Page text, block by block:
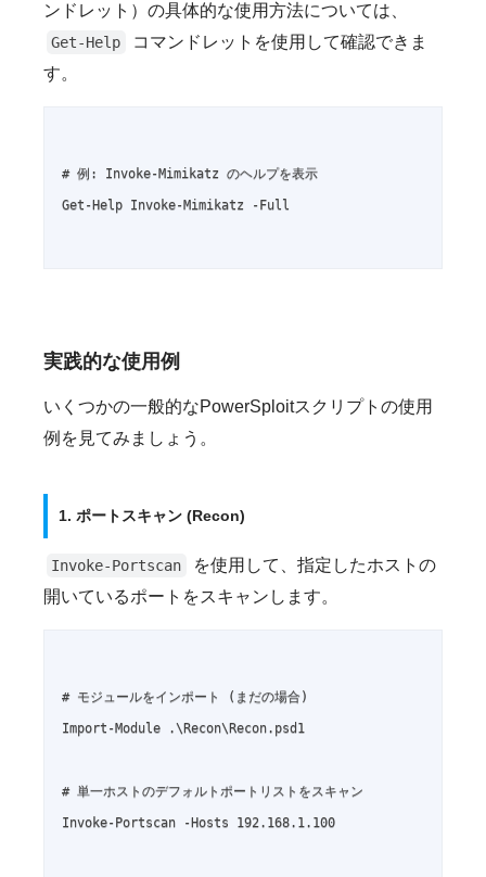
ンドレット）の具体的な使用方法については、
Get-Help
コマンドレットを使用して確認できま
す。
# 例: Invoke-Mimikatz のヘルプを表示
Get-Help Invoke-Mimikatz -Full
実践的な使用例
いくつかの一般的なPowerSploitスクリプトの使用
例を見てみましょう。
1. ポートスキャン (Recon)
Invoke-Portscan
を使用して、指定したホストの
開いているポートをスキャンします。
# モジュールをインポート (まだの場合)
Import-Module .\Recon\Recon.psd1
# 単一ホストのデフォルトポートリストをスキャン
Invoke-Portscan -Hosts 192.168.1.100